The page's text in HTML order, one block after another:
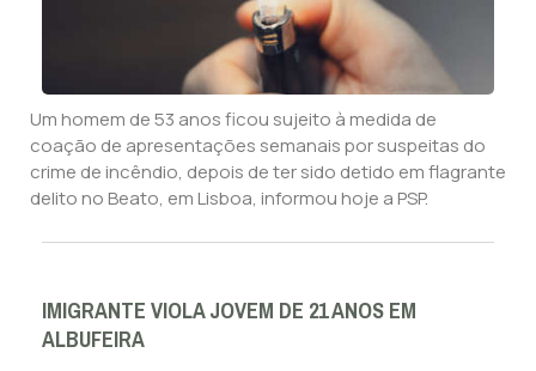
Um homem de 53 anos ficou sujeito à medida de
coação de apresentações semanais por suspeitas do
crime de incêndio, depois de ter sido detido em flagrante
delito no Beato, em Lisboa, informou hoje a PSP.
IMIGRANTE VIOLA JOVEM DE 21 ANOS EM
ALBUFEIRA